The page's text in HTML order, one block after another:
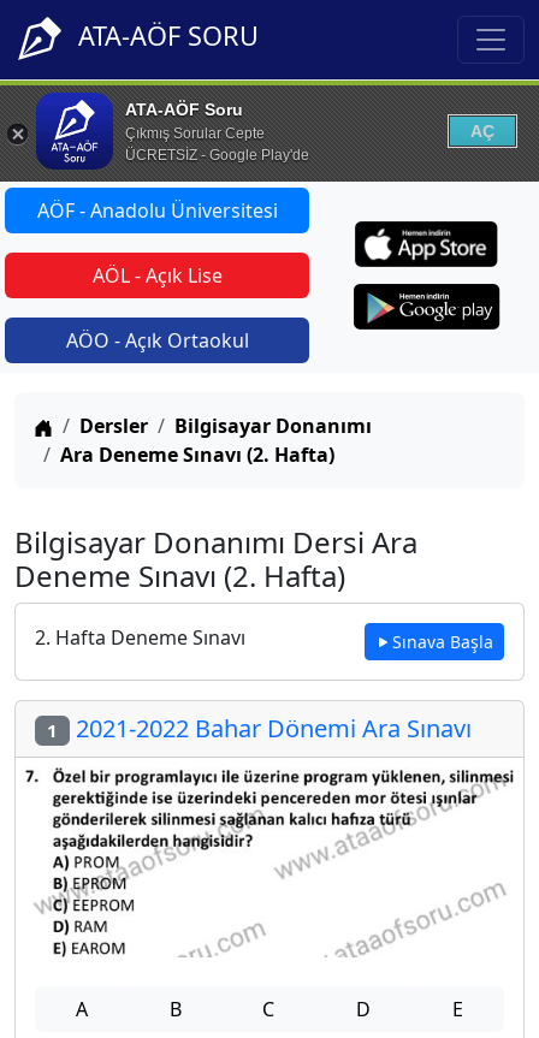
ATA-AÖF SORU
ATA-AÖF Soru
Çıkmış Sorular Cepte
ÜCRETSİZ - Google Play'de
AÇ
AÖF - Anadolu Üniversitesi
AÖL - Açık Lise
AÖO - Açık Ortaokul
Anasayfa
Dersler
Bilgisayar Donanımı
Ara Deneme Sınavı (2. Hafta)
Bilgisayar Donanımı Dersi Ara
Deneme Sınavı (2. Hafta)
2. Hafta Deneme Sınavı Sınava Başla
1 2021-2022 Bahar Dönemi Ara Sınavı
A B C D E